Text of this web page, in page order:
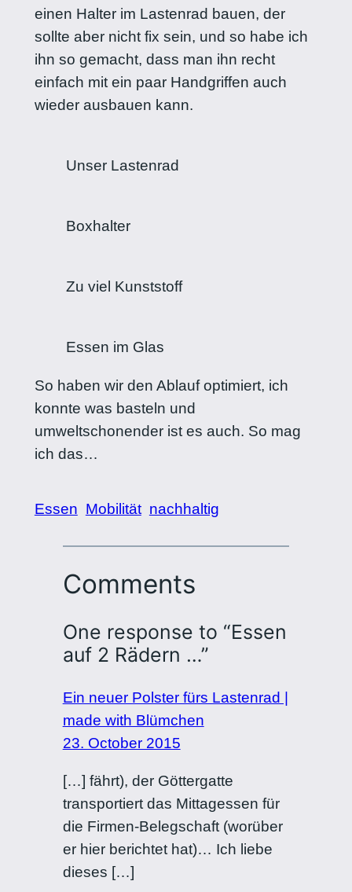
einen Halter im Lastenrad bauen, der
sollte aber nicht fix sein, und so habe ich
ihn so gemacht, dass man ihn recht
einfach mit ein paar Handgriffen auch
wieder ausbauen kann.
Unser Lastenrad
Boxhalter
Zu viel Kunststoff
Essen im Glas
So haben wir den Ablauf optimiert, ich
konnte was basteln und
umweltschonender ist es auch. So mag
ich das…
Essen Mobilität nachhaltig
Comments
One response to “Essen
auf 2 Rädern …”
Ein neuer Polster fürs Lastenrad |
made with Blümchen
23. October 2015
[…] fährt), der Göttergatte
transportiert das Mittagessen für
die Firmen-Belegschaft (worüber
er hier berichtet hat)… Ich liebe
dieses […]